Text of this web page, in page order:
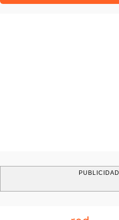
PUBLICIDAD